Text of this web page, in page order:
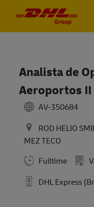
Analista de
Aeroportos II
AV-350684
ROD HELIO
MEZ TECO
Fulltime
DHL Express